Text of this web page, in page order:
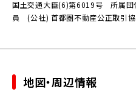
国土交通大臣(6)第6019号 所属団
員 (公社) 首都圏不動産公正取引
地図・周辺情報